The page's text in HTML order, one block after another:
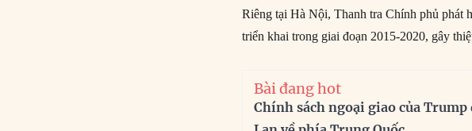
Riêng tại Hà Nội, Thanh tra Chính phủ phát
triển khai trong giai đoạn 2015-2020, gây
Bài đang hot
Chính sách ngoại giao của Trump